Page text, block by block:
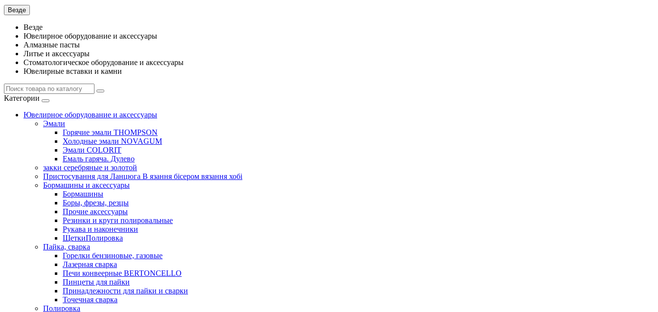
Везде
Везде
Ювелирное оборудование и аксессуары
Алмазные пасты
Литье и аксессуары
Стоматологическое оборудование и аксессуары
Ювелирные вставки и камни
Категории
Ювелирное оборудование и аксессуары
Эмали
Горячие эмали THOMPSON
Холодные эмали NOVAGUM
Эмали COLORIT
Емаль гаряча. Дулево
закки серебряные и золотой
Пристосування для Ланцюга В язання бісером вязання хобі
Бормашины и аксессуары
Бормашины
Боры, фрезы, резцы
Прочие аксессуары
Резинки и круги полировальные
Рукава и наконечники
ЩеткиПолировка
Пайка, сварка
Горелки бензиновые, газовые
Лазерная сварка
Печи конвеерные BERTONCELLO
Пинцеты для пайки
Принадлежности для пайки и сварки
Точечная сварка
Полировка